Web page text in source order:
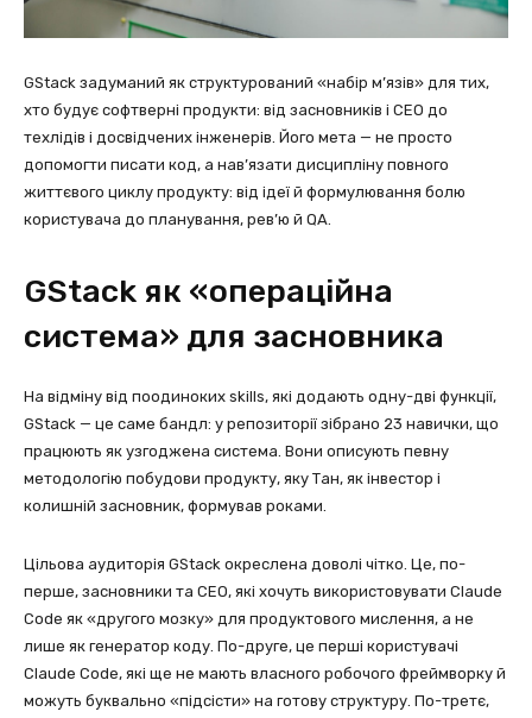
GStack задуманий як структурований «набір м’язів» для тих,
хто будує софтверні продукти: від засновників і CEO до
техлідів і досвідчених інженерів. Його мета — не просто
допомогти писати код, а нав’язати дисципліну повного
життєвого циклу продукту: від ідеї й формулювання болю
користувача до планування, рев’ю й QA.
GStack як «операційна
система» для засновника
На відміну від поодиноких skills, які додають одну-дві функції,
GStack — це саме бандл: у репозиторії зібрано 23 навички, що
працюють як узгоджена система. Вони описують певну
методологію побудови продукту, яку Тан, як інвестор і
колишній засновник, формував роками.
Цільова аудиторія GStack окреслена доволі чітко. Це, по-
перше, засновники та CEO, які хочуть використовувати Claude
Code як «другого мозку» для продуктового мислення, а не
лише як генератор коду. По-друге, це перші користувачі
Claude Code, які ще не мають власного робочого фреймворку й
можуть буквально «підсісти» на готову структуру. По-третє,